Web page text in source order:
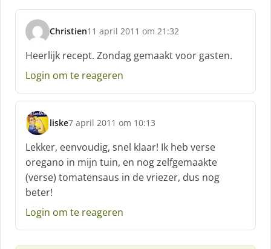
Christien
s
c
h
r
e
f
:
11 april 2011 om 21:32
Heerlijk recept. Zondag gemaakt voor gasten.
Login om te reageren
liske
s
c
h
r
e
e
:
7 april 2011 om 10:13
Lekker, eenvoudig, snel klaar! Ik heb verse
oregano in mijn tuin, en nog zelfgemaakte
(verse) tomatensaus in de vriezer, dus nog
beter!
Login om te reageren